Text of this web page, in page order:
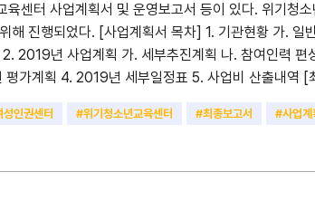
육센터 사업계획서 및 운영보고서 등이 있다. 위기청
해 진행되었다. [사업계획서 목차] 1. 기관현황 가. 일
2. 2019년 사업계획 가. 세부추진계획 나. 참여인력 편
가계획 4. 2019년 세부일정표 5. 사업비 산출내역 [
사례관리 개요 2. 상담 및 사례관리 결과 2-1. 상담형
협력체계 구축 회의 1. 유관기관 협력체계 구축 회의
인권센터 #위기청소년교육센터 #최종보고서
#사업계